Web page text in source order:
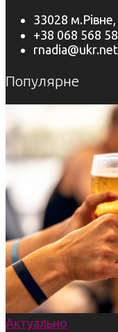
33028
+38 068 568
rnadia@ukr.net
Популярне
Актуально